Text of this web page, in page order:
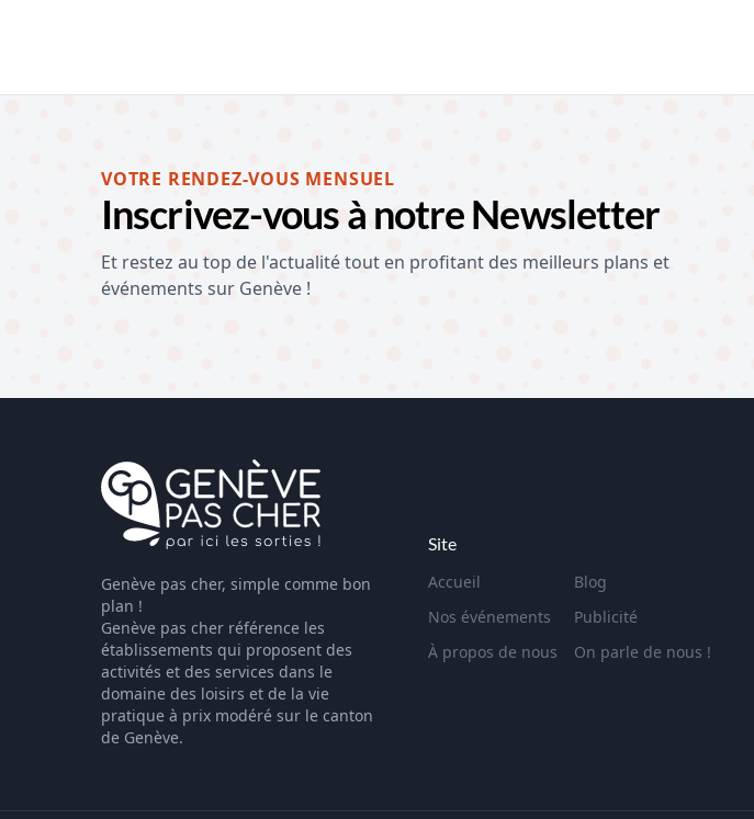
VOTRE RENDEZ-VOUS MENSUEL
Inscrivez-vous à notre Newsletter
Et restez au top de l'actualité tout en profitant des meilleurs plans et
événements sur Genève !
Genève pas cher, simple comme bon
plan !
Genève pas cher référence les
établissements qui proposent des
activités et des services dans le
domaine des loisirs et de la vie
pratique à prix modéré sur le canton
de Genève.
Site
Accueil
Blog
Nos événements
Publicité
À propos de nous
On parle de nous !